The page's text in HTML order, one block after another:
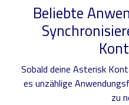
Beliebte
Sobald deine Asterisk
es unzählige
zu